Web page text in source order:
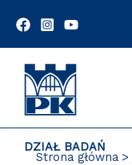
DZIAŁ BADAŃ
Strona główna